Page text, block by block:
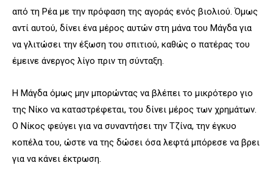
από τη Ρέα με την πρόφαση της αγοράς ενός βιολιού. Όμως
αντί αυτού, δίνει ένα μέρος αυτών στη μάνα του Μάγδα για
να γλιτώσει την έξωση του σπιτιού, καθώς ο πατέρας του
έμεινε άνεργος λίγο πριν τη σύνταξη.
Η Μάγδα όμως μην μπορώντας να βλέπει το μικρότερο γιο
της Νίκο να καταστρέφεται, του δίνει μέρος των χρημάτων.
Ο Νίκος φεύγει για να συναντήσει την Τζίνα, την έγκυο
κοπέλα του, ώστε να της δώσει όσα λεφτά μπόρεσε να βρει
για να κάνει έκτρωση.